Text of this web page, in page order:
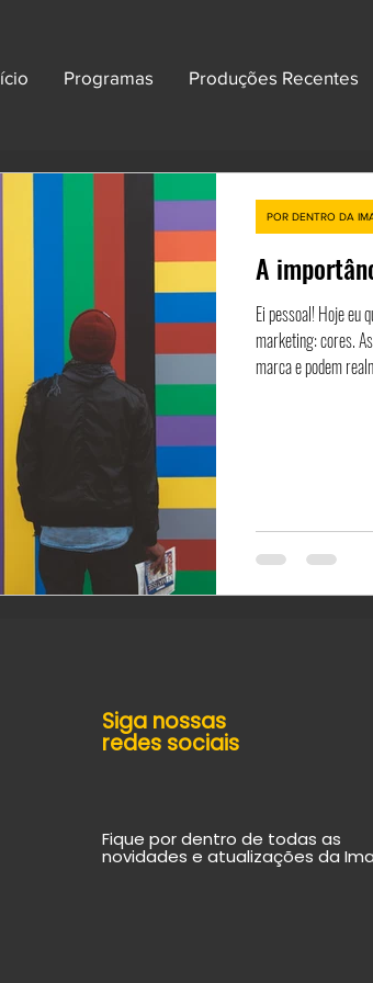
Programas Produções Recentes
A
Ei pessoal! Hoje eu queria falar sobre um assunto que muitas vezes é esquecido no
marketing: cores. As cores têm um grande impacto em como as pessoas percebem sua
marca e podem realmente
POR DENTRO DA
Siga nossas
redes sociais
Fique por dentro de todas as
novidades e atualizações da